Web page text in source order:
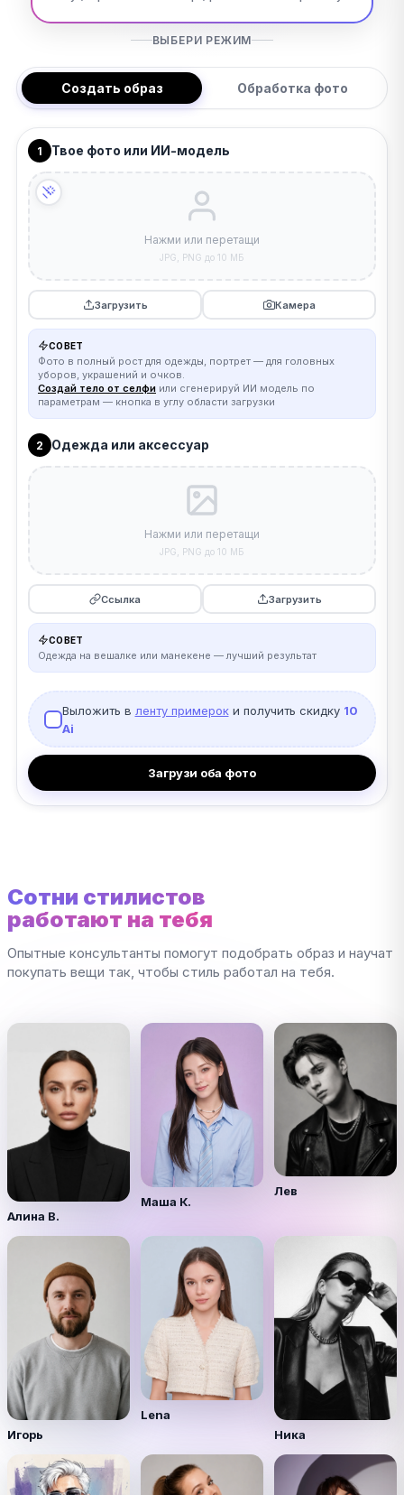
ВЫБЕРИ РЕЖИМ
Создать образ Обработка фото
1 Твое фото или ИИ-модель
Нажми или перетащи
JPG, PNG до 10 МБ
Загрузить Камера
СОВЕТ
Фото в полный рост для одежды, портрет — для головных
уборов, украшений и очков.
Создай тело от селфи или сгенерируй ИИ модель по
параметрам — кнопка в углу области загрузки
2 Одежда или аксессуар
Нажми или перетащи
JPG, PNG до 10 МБ
Ссылка Загрузить
СОВЕТ
Одежда на вешалке или манекене — лучший результат
Выложить в ленту примероки получить скидку 10
Ai
Загрузи оба фото
Сотни стилистов
работают на тебя
Опытные консультанты помогут подобрать образ и научат
покупать вещи так, чтобы стиль работал на тебя.
Алина В.
Маша К.
Лев
Игорь
Lena
Ника